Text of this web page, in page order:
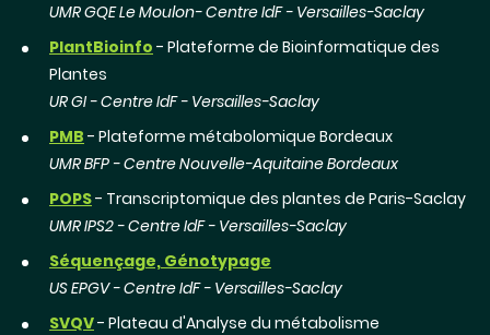
UMR GQE Le Moulon- Centre IdF - Versailles-Saclay
PlantBioinfo - Plateforme de Bioinformatique des
Plantes
UR GI - Centre IdF - Versailles-Saclay
PMB - Plateforme métabolomique Bordeaux
UMR BFP - Centre Nouvelle-Aquitaine Bordeaux
POPS- Transcriptomique des plantes de Paris-Saclay
UMR IPS2 - Centre IdF - Versailles-Saclay
Séquençage, Génotypage
US EPGV - Centre IdF - Versailles-Saclay
SVQV- Plateau d'Analyse du métabolisme